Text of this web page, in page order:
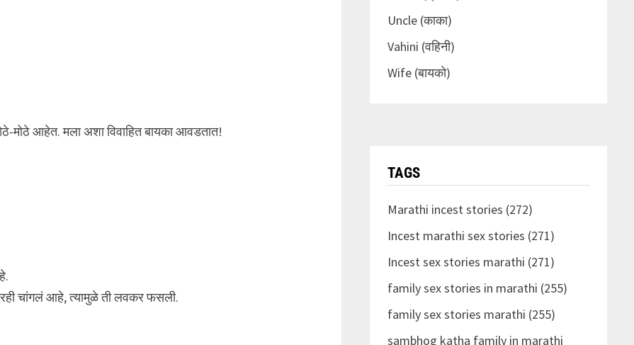
मोठे आहेत. मला अशा विवाहित बायका आवडतात!
चांगलं आहे, त्यामुळे ती लवकर फसली.
Uncle (काका)
Vahini (वहिनी)
Wife (बायको)
TAGS
Marathi incest stories (272)
Incest marathi sex stories (271)
Incest sex stories marathi (271)
family sex stories in marathi (255)
family sex stories marathi (255)
sambhog katha family in marathi